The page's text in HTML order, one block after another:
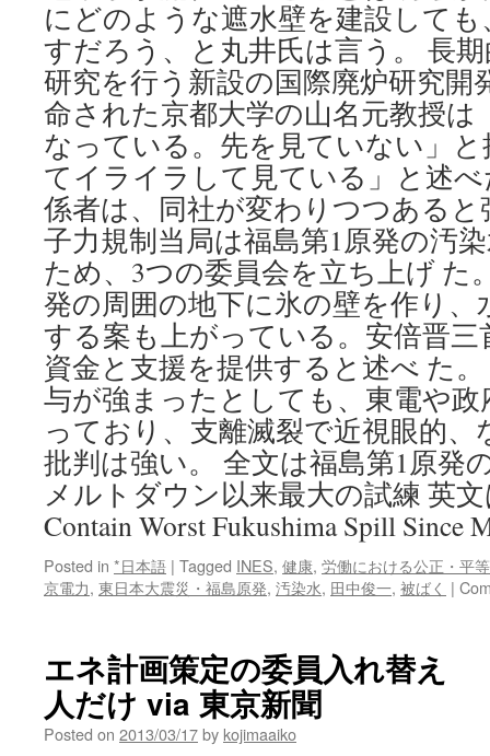
にどのような遮水壁を建設して
すだろう、と丸井氏は言う。 長
研究を行う新設の国際廃炉研究開
命された京都大学の山名元教授は
なっている。先を見ていない」
てイライラして見ている」と述
係者は、同社が変わりつつある
子力規制当局は福島第1原発の汚
ため、3つの委員会を立ち上げ た
発の周囲の地下に氷の壁を作り
する案も上がっている。安倍晋三
資金と支援を提供すると述べ た
与が強まったとしても、東電や
っており、支離滅裂で近視眼的
批判は強い。 全文は福島第1原発
メルトダウン以来最大の試練 英文
Contain Worst Fukushima Spill Since
Posted in *日本語 | Tagged INES, 健康, 労働における公正・平等
京電力, 東日本大震災・福島原発, 汚染水, 田中俊一, 被ばく |
エネ計画策定の委員入れ替え
人だけ via 東京新聞
Posted on 2013/03/17by kojimaaiko